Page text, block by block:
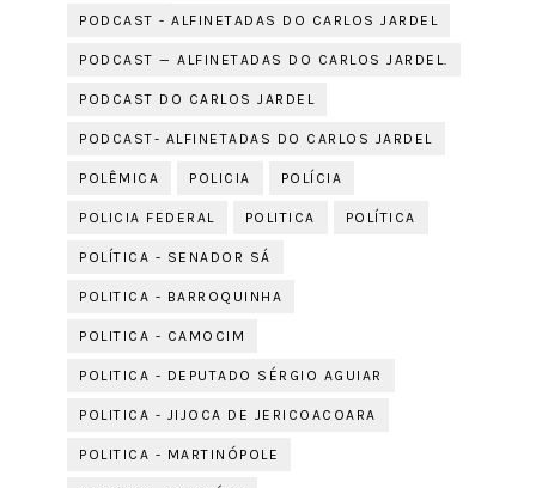
PODCAST - ALFINETADAS DO CARLOS JARDEL
PODCAST — ALFINETADAS DO CARLOS JARDEL.
PODCAST DO CARLOS JARDEL
PODCAST- ALFINETADAS DO CARLOS JARDEL
POLÊMICA POLICIA POLÍCIA
POLICIA FEDERAL POLITICA POLÍTICA
POLÍTICA - SENADOR SÁ
POLITICA - BARROQUINHA
POLITICA - CAMOCIM
POLITICA - DEPUTADO SÉRGIO AGUIAR
POLITICA - JIJOCA DE JERICOACOARA
POLITICA - MARTINÓPOLE